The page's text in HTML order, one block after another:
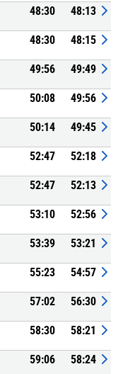
48:30 48:13
48:30 48:15
49:56 49:49
50:08 49:56
50:14 49:45
52:47 52:18
52:47 52:13
53:10 52:56
53:39 53:21
55:23 54:57
57:02 56:30
58:30 58:21
59:06 58:24